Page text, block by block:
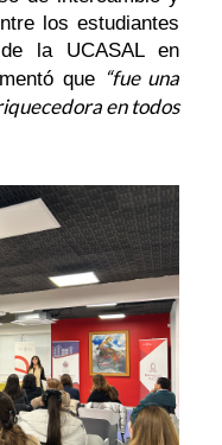
los estudiantes
la UCASAL en
que “fue una
en todos